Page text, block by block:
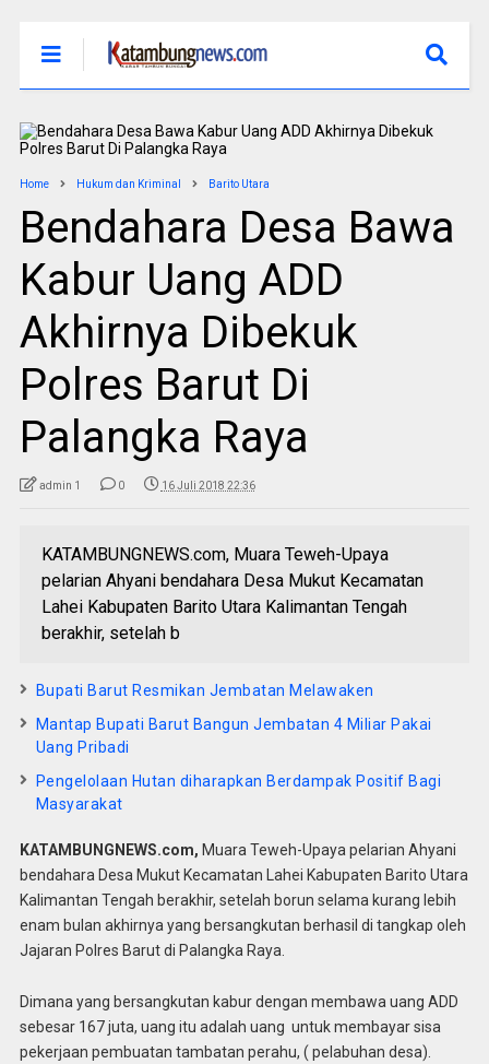
Home Hukum dan Kriminal Barito Utara
Bendahara Desa Bawa
Kabur Uang ADD
Akhirnya Dibekuk
Polres Barut Di
Palangka Raya
admin 1 0 16 Juli 2018 22:36
KATAMBUNGNEWS.com, Muara Teweh-Upaya
pelarian Ahyani bendahara Desa Mukut Kecamatan
Lahei Kabupaten Barito Utara Kalimantan Tengah
berakhir, setelah b
Bupati Barut Resmikan Jembatan Melawaken
Mantap Bupati Barut Bangun Jembatan 4 Miliar Pakai
Uang Pribadi
Pengelolaan Hutan diharapkan Berdampak Positif Bagi
Masyarakat
KATAMBUNGNEWS.com, Muara Teweh-Upaya pelarian Ahyani
bendahara Desa Mukut Kecamatan Lahei Kabupaten Barito Utara
Kalimantan Tengah berakhir, setelah borun selama kurang lebih
enam bulan akhirnya yang bersangkutan berhasil di tangkap oleh
Jajaran Polres Barut di Palangka Raya.
Dimana yang bersangkutan kabur dengan membawa uang ADD
sebesar 167 juta, uang itu adalah uang untuk membayar sisa
pekerjaan pembuatan tambatan perahu, ( pelabuhan desa).